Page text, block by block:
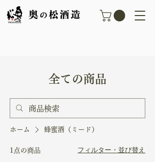
​全ての商品​
ホーム 蜂蜜酒（ミード）
1点の商品 フィルター・並び替え